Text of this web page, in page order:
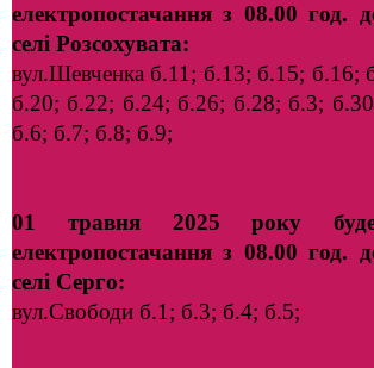
електропостачання з 08.00 год.
селі Розсохувата:
вул.Шевченка б.11; б.13; б.15; б.16;
б.20; б.22; б.24; б.26; б.28; б.3;
б.6; б.7; б.8; б.9;
01 травня 2025 року
електропостачання з 08.00 год.
селі Серго:
вул.Свободи б.1; б.3; б.4; б.5;